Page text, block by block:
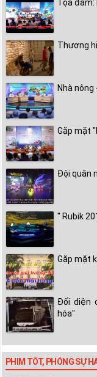
Tọa đàm:
Thương
Nhà nông
Gặp mặt
Đội quân
" Rubik
Gặp mặt
Đối diện
hóa"
PHIM TỐT, PHÓNG SỰ